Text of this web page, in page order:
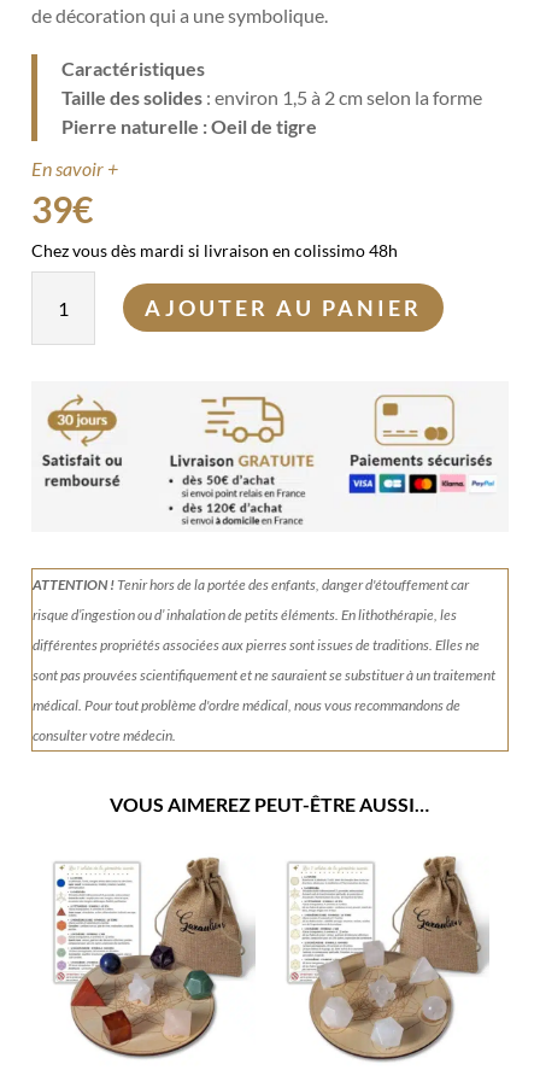
de décoration qui a une symbolique.
Caractéristiques
Taille des solides : environ 1,5 à 2 cm selon la forme
Pierre naturelle : Oeil de tigre
En savoir +
39€
Chez vous dès mardi si livraison en colissimo 48h
7
géométrie
de
tigre
AJOUTER AU PANIER
ATTENTION !Tenirhors de la portée des enfants, danger d'étouffement car
risque d’ingestion ou d’ inhalation de petits éléments.En lithothérapie, les
différentes propriétés associées aux pierres sont issues de traditions. Elles ne
sont pas prouvées scientifiquement et ne sauraient se substituer à un traitement
médical. Pour tout problème d'ordre médical, nous vous recommandons de
consulter votre médecin.
VOUS AIMEREZ PEUT-ÊTRE AUSSI…